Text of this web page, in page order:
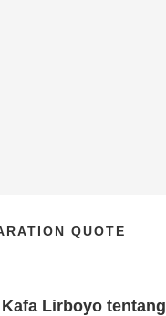
QUOTE
Lirboyo tentang